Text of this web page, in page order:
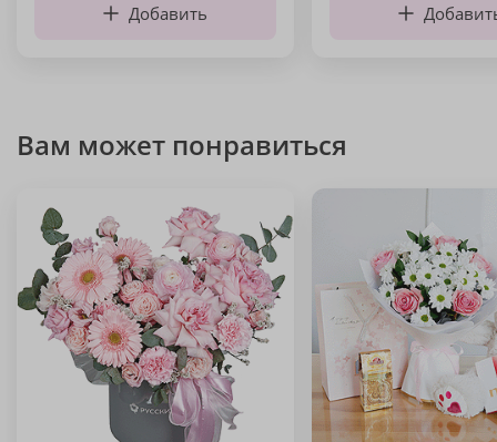
Добавить
Вам может понравиться